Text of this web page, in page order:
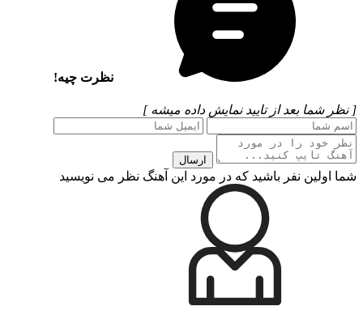
نظرت چیه!
[ نظر شما بعد از تایید نمایش داده میشه ]
ارسال
شما اولین نفر باشید که در مورد این آهنگ نظر می نویسید